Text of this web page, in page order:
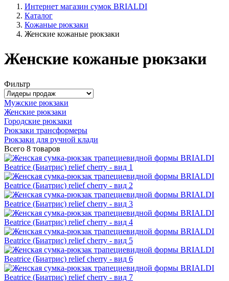
Интернет магазин сумок BRIALDI
Каталог
Кожаные рюкзаки
Женские кожаные рюкзаки
Женские кожаные рюкзаки
Фильтр
Мужские рюкзаки
Женские рюкзаки
Городские рюкзаки
Рюкзаки трансформеры
Рюкзаки для ручной клади
Всего 8 товаров